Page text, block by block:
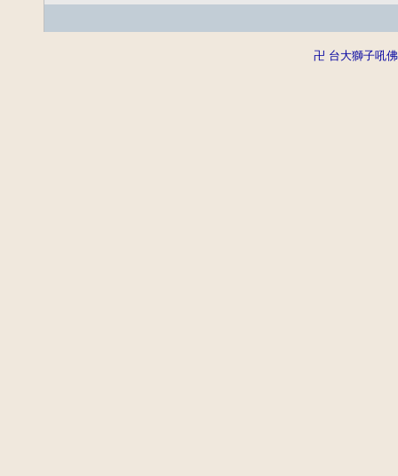
卍 台大獅子吼